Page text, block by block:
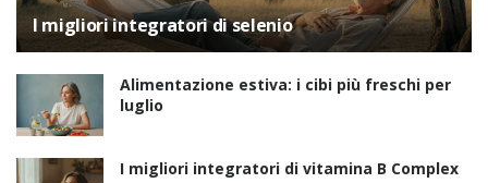
I migliori integratori di selenio
Alimentazione estiva: i cibi più freschi per
luglio
I migliori integratori di vitamina B Complex